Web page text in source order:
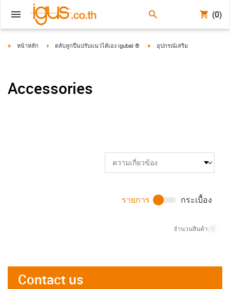
(0)
igus-icon-arrow-right
หน้าหลัก igus-icon-arrow-right
ตลับลูกปืนปรับแนวได้เอง igubal ® igus-icon-arrow-right
อุปกรณ์เสริม
Accessories
จำนวนสินค้า:
รายการ กระเบื้อง
Contact us